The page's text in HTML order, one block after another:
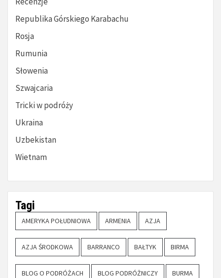
Republika Górskiego Karabachu
Rosja
Rumunia
Słowenia
Szwajcaria
Tricki w podróży
Ukraina
Uzbekistan
Wietnam
Tagi
AMERYKA POŁUDNIOWA ARMENIA AZJA
AZJA ŚRODKOWA BARRANCO BAŁTYK BIRMA
BLOG O PODRÓŻACH BLOG PODRÓŻNICZY BURMA